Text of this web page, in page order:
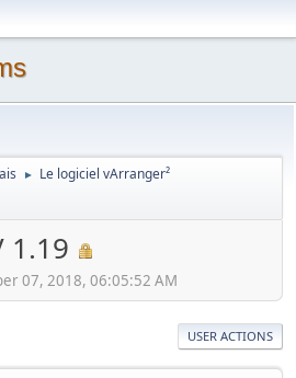
► Le logiciel vArranger²
1.19
07, 2018, 06:05:52 AM
USER ACTIONS